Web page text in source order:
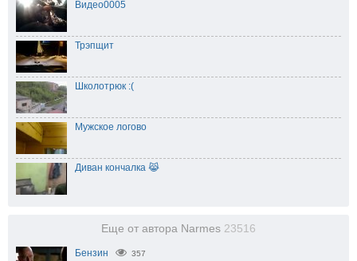
Видео0005
Трэпщит
Школотрюк :(
Мужское логово
Диван кончалка 😹
Еще от автора Narmes 23516
Бензин 357